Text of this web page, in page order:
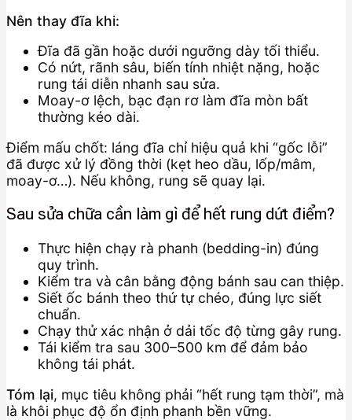
Nên thay đĩa khi:
Đĩa đã gần hoặc dưới ngưỡng dày tối thiểu.
Có nứt, rãnh sâu, biến tính nhiệt nặng, hoặc
rung tái diễn nhanh sau sửa.
Moay-ơ lệch, bạc đạn rơ làm đĩa mòn bất
thường kéo dài.
Điểm mấu chốt: láng đĩa chỉ hiệu quả khi “gốc lỗi”
đã được xử lý đồng thời (kẹt heo dầu, lốp/mâm,
moay-ơ…). Nếu không, rung sẽ quay lại.
Sau sửa chữa cần làm gì để hết rung dứt điểm?
Thực hiện chạy rà phanh (bedding-in) đúng
quy trình.
Kiểm tra và cân bằng động bánh sau can thiệp.
Siết ốc bánh theo thứ tự chéo, đúng lực siết
chuẩn.
Chạy thử xác nhận ở dải tốc độ từng gây rung.
Tái kiểm tra sau 300–500 km để đảm bảo
không tái phát.
Tóm lại, mục tiêu không phải “hết rung tạm thời”, mà
là khôi phục độ ổn định phanh bền vững.